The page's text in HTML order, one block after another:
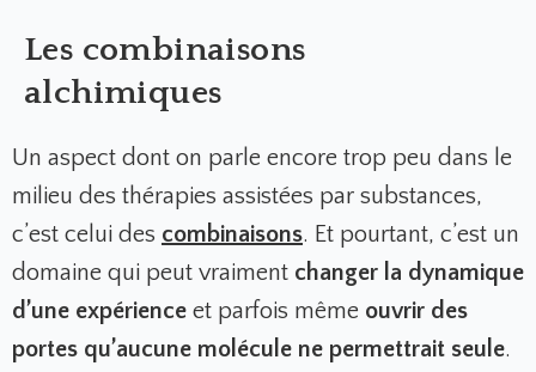
Les combinaisons
alchimiques
Un aspect dont on parle encore trop peu dans le
milieu des thérapies assistées par substances,
c’est celui des combinaisons. Et pourtant, c’est un
domaine qui peut vraiment changer la dynamique
d’une expérience et parfois même ouvrir des
portes qu’aucune molécule ne permettrait seule.